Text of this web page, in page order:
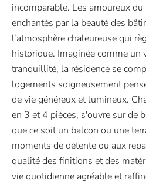
incomparable. Les amoureux
enchantés par la beauté des
l’atmosphère chaleureuse qui
historique. Imaginée comme un
tranquillité, la résidence se
logements soigneusement
de vie généreux et lumineux.
en 3 et 4 pièces, s'ouvre sur de
que ce soit un balcon ou une
moments de détente ou aux
qualité des finitions et des
vie quotidienne agréable et